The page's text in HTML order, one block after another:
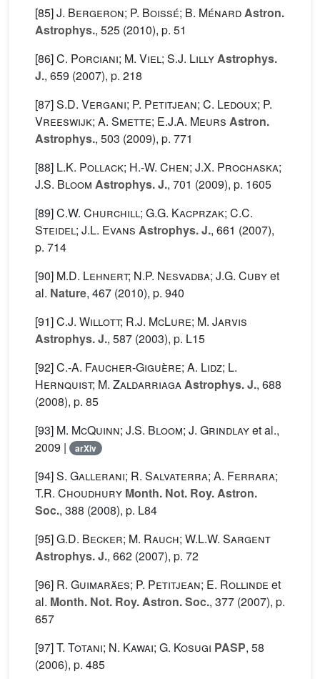
[85]J. Bergeron; P. Boissé; B. MénardAstron.
Astrophys., 525 (2010), p. 51
[86]C. Porciani; M. Viel; S.J. LillyAstrophys.
J., 659 (2007), p. 218
[87]S.D. Vergani; P. Petitjean; C. Ledoux; P.
Vreeswijk; A. Smette; E.J.A. Meurs Astron.
Astrophys., 503 (2009), p. 771
[88] L.K. Pollack; H.-W. Chen; J.X. Prochaska;
J.S. Bloom Astrophys. J., 701 (2009), p. 1605
[89]C.W. Churchill; G.G. Kacprzak; C.C.
Steidel; J.L. Evans Astrophys. J., 661 (2007),
p. 714
[90] M.D. Lehnert; N.P. Nesvadba; J.G. Cubyet
al. Nature, 467 (2010), p. 940
[91]C.J. Willott; R.J. McLure; M. Jarvis
Astrophys. J., 587 (2003), p. L15
[92]C.-A. Faucher-Giguère; A. Lidz; L.
Hernquist; M. ZaldarriagaAstrophys. J., 688
(2008), p. 85
[93] M. McQuinn; J.S. Bloom; J. Grindlayet al.,
2009 |
arXiv
[94]S. Gallerani; R. Salvaterra; A. Ferrara;
T.R. Choudhury Month. Not. Roy. Astron.
Soc., 388 (2008), p. L84
[95]G.D. Becker; M. Rauch; W.L.W. Sargent
Astrophys. J., 662 (2007), p. 72
[96] R. Guimarães; P. Petitjean; E. Rollinde et
al. Month. Not. Roy. Astron. Soc., 377 (2007), p.
657
[97]T. Totani; N. Kawai; G. Kosugi PASP, 58
(2006), p. 485